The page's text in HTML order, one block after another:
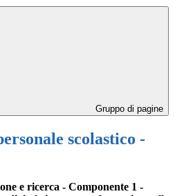
Gruppo di pagine
scolastico -
e ricerca - Componente 1 -